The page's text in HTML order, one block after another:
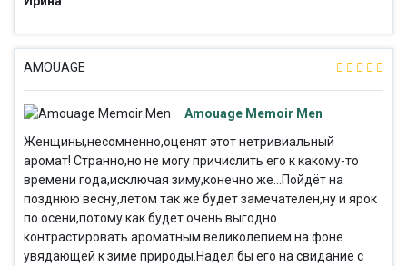
AMOUAGE
Amouage Memoir Men
Женщины,несомненно,оценят этот нетривиальный
аромат! Странно,но не могу причислить его к какому-то
времени года,исключая зиму,конечно же...Пойдёт на
позднюю весну,летом так же будет замечателен,ну и ярок
по осени,потому как будет очень выгодно
контрастировать ароматным великолепием на фоне
увядающей к зиме природы.Надел бы его на свидание с